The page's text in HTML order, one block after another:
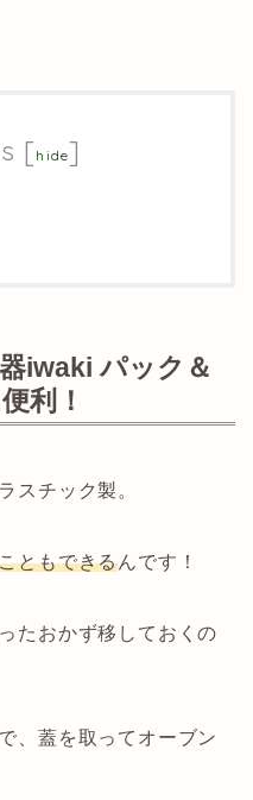
[ hide]
iwaki パック＆
利！
スチック製。
ともできるんです！
たおかず移しておくの
、蓋を取ってオーブン